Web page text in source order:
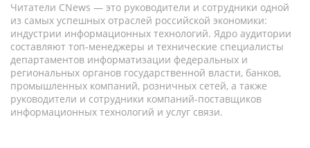
Читатели CNews — это руководители и сотрудники одной
из самых успешных отраслей российской экономики:
индустрии информационных технологий. Ядро аудитории
составляют топ-менеджеры и технические специалисты
департаментов информатизации федеральных и
региональных органов государственной власти, банков,
промышленных компаний, розничных сетей, а также
руководители и сотрудники компаний-поставщиков
информационных технологий и услуг связи.